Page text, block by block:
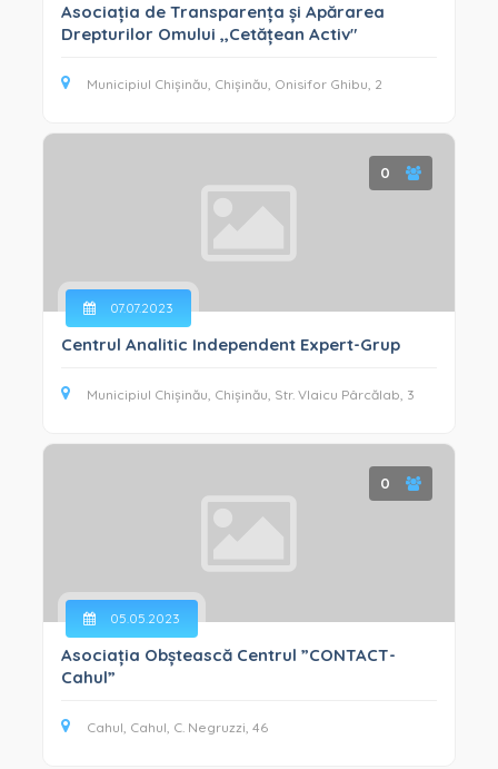
Asociația de Transparența și Apărarea
Drepturilor Omului ,,Cetățean Activ"
Municipiul Chișinău, Chișinău, Onisifor Ghibu, 2
0
07.07.2023
Centrul Analitic Independent Expert-Grup
Municipiul Chișinău, Chișinău, Str. Vlaicu Pârcălab, 3
0
05.05.2023
Asociația Obștească Centrul ”CONTACT-
Cahul”
Cahul, Cahul, C. Negruzzi, 46